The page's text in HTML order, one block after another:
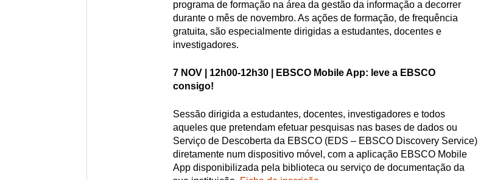
programa de formação na área da gestão da informação a decorrer
durante o mês de novembro. As ações de formação, de frequência
gratuita, são especialmente dirigidas a estudantes, docentes e
investigadores.
7 NOV | 12h00-12h30 |
EBSCO Mobile App: leve a EBSCO
consigo!
Sessão dirigida a estudantes, docentes, investigadores e todos
aqueles que pretendam efetuar pesquisas nas bases de dados ou
Serviço de Descoberta da EBSCO (EDS – EBSCO Discovery Service)
diretamente num dispositivo móvel, com a aplicação EBSCO Mobile
App disponibilizada pela biblioteca ou serviço de documentação da